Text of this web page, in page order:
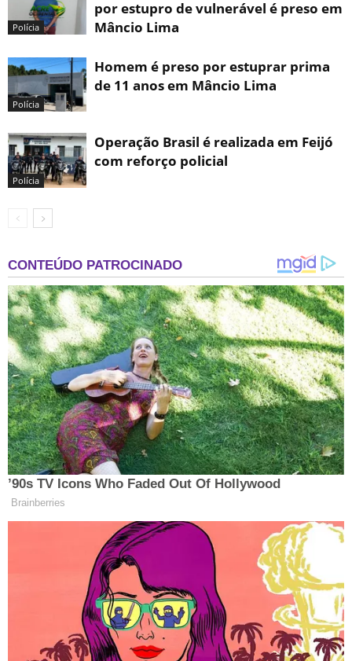
Polícia
por estupro de vulnerável é preso em
Mâncio Lima
Polícia
Homem é preso por estuprar prima
de 11 anos em Mâncio Lima
Polícia
Operação Brasil é realizada em Feijó
com reforço policial